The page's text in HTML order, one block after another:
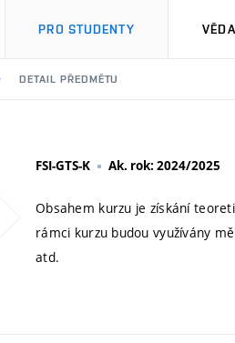
PRO STUDENTY
DETAIL PŘEDMĚTU
FSI-GTS-K Ak. rok: 2024/2025
Obsahem kurzu je získání
rámci kurzu budou využívány
atd.